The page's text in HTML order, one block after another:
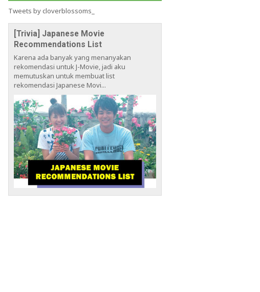
Tweets by cloverblossoms_
[Trivia] Japanese Movie
Recommendations List
Karena ada banyak yang menanyakan
rekomendasi untuk J-Movie, jadi aku
memutuskan untuk membuat list
rekomendasi Japanese Movi...